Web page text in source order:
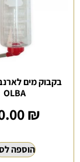
OLBA
₪
הוספה